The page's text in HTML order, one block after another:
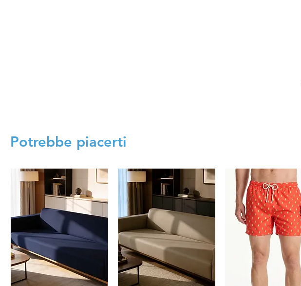
Potrebbe piacerti